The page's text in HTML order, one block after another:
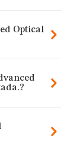
Optical